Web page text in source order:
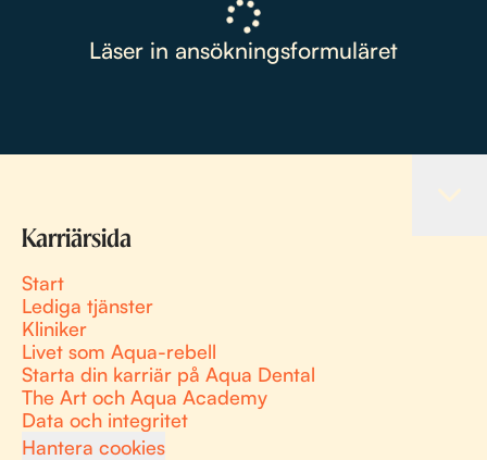
Läser in ansökningsformuläret
Karriärsida
Start
Lediga tjänster
Kliniker
Livet som Aqua-rebell
Starta din karriär på Aqua Dental
The Art och Aqua Academy
Data och integritet
Hantera cookies